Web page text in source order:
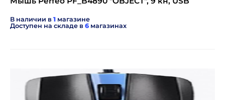
В наличии в 1 магазине
Доступен на складе в 6 магазинах